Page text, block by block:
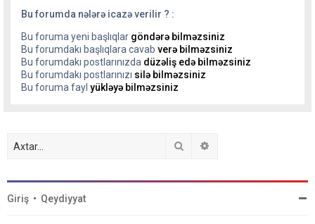
Bu forumda nələrə icazə verilir ? :
Bu foruma yeni başlıqlar göndərə bilməzsiniz
Bu forumdakı başlıqlara cavab verə bilməzsiniz
Bu forumdakı postlarınızda düzəliş edə bilməzsiniz
Bu forumdakı postlarınızı silə bilməzsiniz
Bu foruma fayl yükləyə bilməzsiniz
Axtar
Giriş • Qeydiyyat